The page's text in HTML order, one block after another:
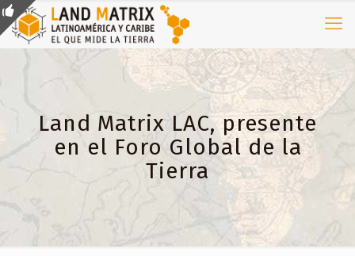
Land Matrix LAC, presente
en el Foro Global de la
Tierra